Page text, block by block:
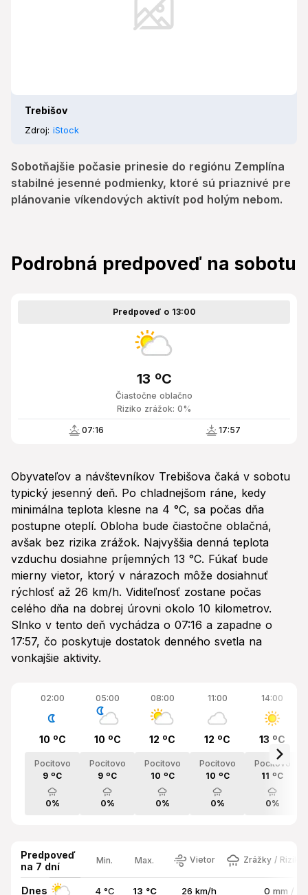
Trebišov
Zdroj: iStock
Sobotňajšie počasie prinesie do regiónu Zemplína
stabilné jesenné podmienky, ktoré sú priaznivé pre
plánovanie víkendových aktivít pod holým nebom.
Podrobná predpoveď na sobotu
Predpoveď o 13:00
Čiastočne oblačno
13 ºC
Riziko zrážok: 0%
07:16 17:57
Obyvateľov a návštevníkov Trebišova čaká v sobotu
typický jesenný deň. Po chladnejšom ráne, kedy
minimálna teplota klesne na 4 °C, sa počas dňa
postupne oteplí. Obloha bude čiastočne oblačná,
avšak bez rizika zrážok. Najvyššia denná teplota
vzduchu dosiahne príjemných 13 °C. Fúkať bude
mierny vietor, ktorý v nárazoch môže dosiahnuť
rýchlosť až 26 km/h. Viditeľnosť zostane počas
celého dňa na dobrej úrovni okolo 10 kilometrov.
Slnko v tento deň vychádza o 07:16 a zapadne o
17:57, čo poskytuje dostatok denného svetla na
vonkajšie aktivity.
02:00
10 ºC
Pocitovo
9 ºC
0%
05:00
10 ºC
Pocitovo
9 ºC
0%
08:00
12 ºC
Pocitovo
10 ºC
0%
11:00
12 ºC
Pocitovo
10 ºC
0%
14:00
13 ºC
Pocitovo
11 ºC
0%
Predpoveď
na 7 dní
Min. Max. Vietor Zrážky / Riziko
Dnes 4 °C 13 °C 26 km/h 0 mm /